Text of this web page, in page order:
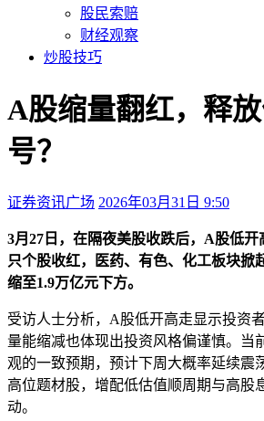
股民索赔
财经观察
炒股技巧
A股缩量翻红，释
号？
证券资讯广场 2026年03月31日 9:50
3月27日，在隔夜美股收跌后，A股低开
只个股收红，医药、有色、化工板块掀
缩至1.9万亿元下方。
受访人士分析，A股低开高走显示投资
量能缩减也体现出投资风格偏谨慎。当
观的一致预期，预计下周大概率延续震
高位题材股，增配低估值顺周期与高股
动。